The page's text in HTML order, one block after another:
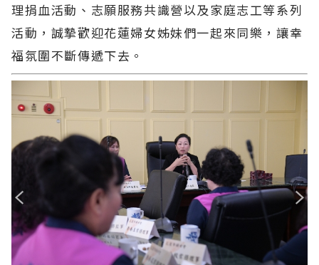
理捐血活動、志願服務共識營以及家庭志工等系列
活動，誠摯歡迎花蓮婦女姊妹們一起來同樂，讓幸
福氛圍不斷傳遞下去。